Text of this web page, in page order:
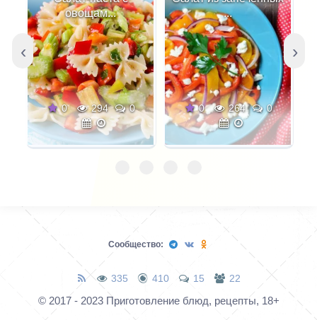
по-особенному.
Спросите у любого
грузина, проживающего
в любом селении и
городе, какой у него
любимый салат и вы
услышите: «С овощами
и зеленью». Но салаты
заправками.
Получается
потрясающе вкусно!
Давайте приготовим
традиционный
грузинский салат с
овощам...
0 294 0
...
0 264 0
‹ ›
Сообщество:
335 410 15 22
© 2017 - 2023 Приготовление блюд, рецепты, 18+